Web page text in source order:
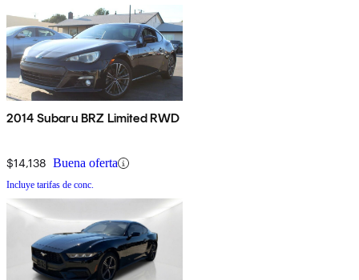
2014 Subaru BRZ Limited RWD
$14,138 Buena oferta
Incluye tarifas de conc.